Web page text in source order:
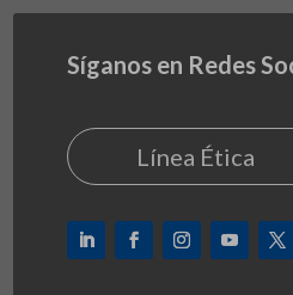
Síganos en Redes
Línea Ética